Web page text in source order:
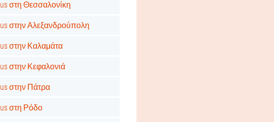
στη Θεσσαλονίκη
στην Αλεξανδρούπολη
στην Καλαμάτα
στην Κεφαλονιά
στην Πάτρα
στη Ρόδο